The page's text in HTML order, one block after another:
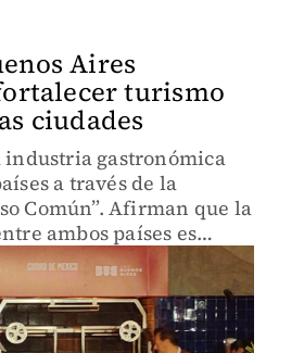
Aires
turismo
ciudades
gastronómica
a través de la
Común”. Afirman que la
ambos países es
en crecimiento.